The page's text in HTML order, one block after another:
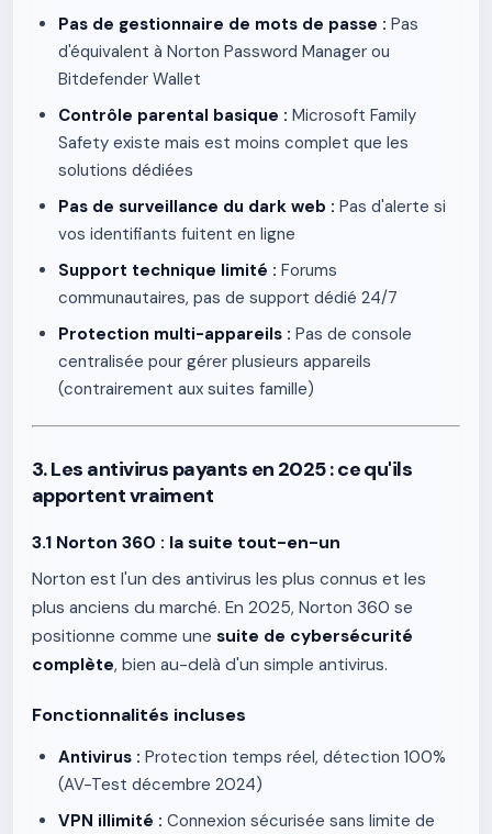
Pas de gestionnaire de mots de passe : Pas
d'équivalent à Norton Password Manager ou
Bitdefender Wallet
Contrôle parental basique : Microsoft Family
Safety existe mais est moins complet que les
solutions dédiées
Pas de surveillance du dark web : Pas d'alerte si
vos identifiants fuitent en ligne
Support technique limité : Forums
communautaires, pas de support dédié 24/7
Protection multi-appareils : Pas de console
centralisée pour gérer plusieurs appareils
(contrairement aux suites famille)
3. Les antivirus payants en 2025 : ce qu'ils
apportent vraiment
3.1 Norton 360 : la suite tout-en-un
Norton est l'un des antivirus les plus connus et les
plus anciens du marché. En 2025, Norton 360 se
positionne comme une suite de cybersécurité
complète, bien au-delà d'un simple antivirus.
Fonctionnalités incluses
Antivirus : Protection temps réel, détection 100%
(AV-Test décembre 2024)
VPN illimité : Connexion sécurisée sans limite de